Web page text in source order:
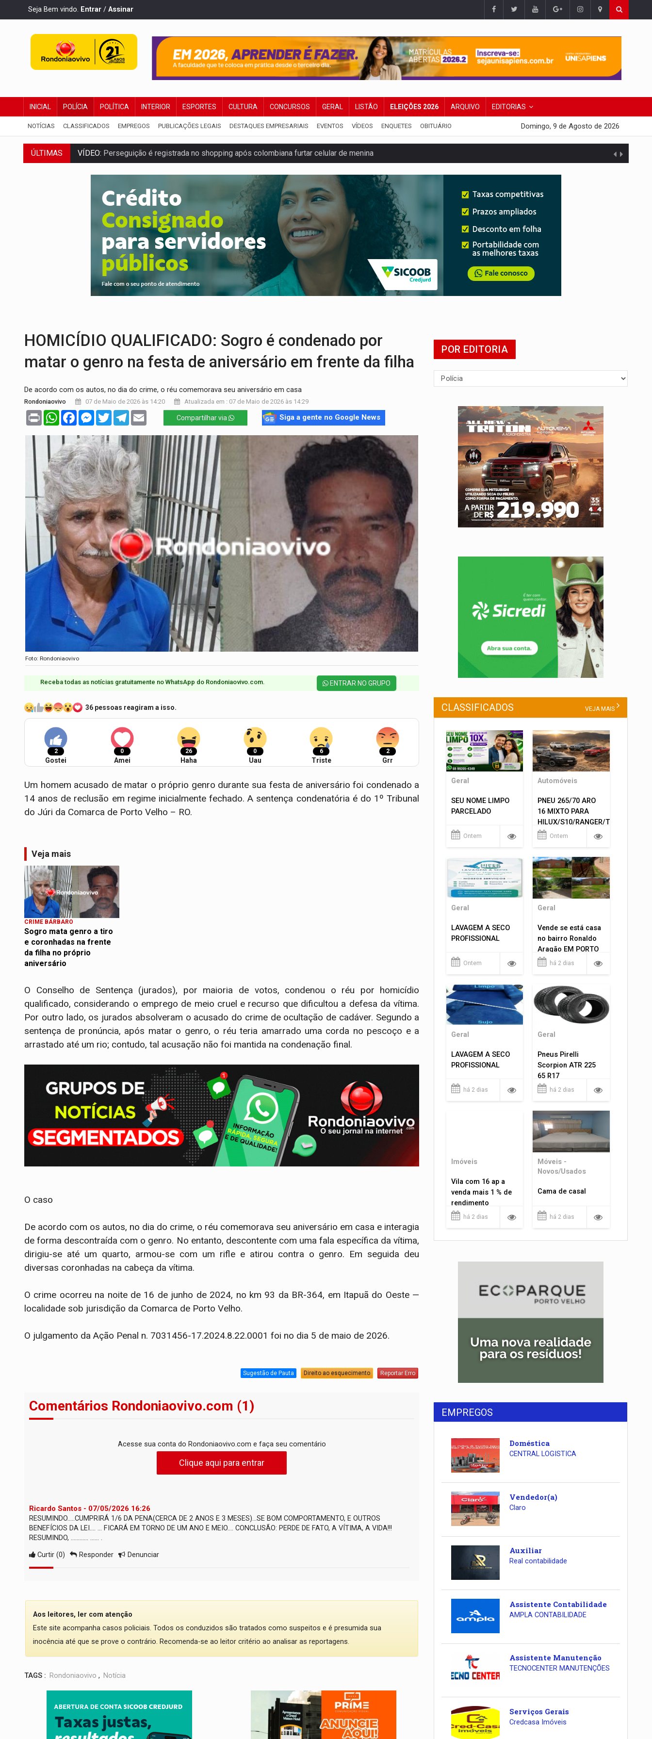
Seja Bem vindo. Entrar / Assinar
INICIAL POLÍCIA POLÍTICA INTERIOR ESPORTES CULTURA CONCURSOS GERAL LISTÃO ELEIÇÕES 2026 ARQUIVO EDITORIAS
NOTÍCIAS CLASSIFICADOS EMPREGOS PUBLICAÇÕES LEGAIS DESTAQUES EMPRESARIAIS EVENTOS VÍDEOS ENQUETES OBITUÁRIO Domingo, 9 de Agosto de 2026
ÚLTIMAS
VÍDEO:Perseguição é registrada no shopping após colombiana furtar celular de menina
LUDOPATIA:Apostas online começam a afetar produtividade e rotina nas empresas
Plantar árvores não será mais suficiente para comprovar área recuperado
OVNIS NA LUA:Cientistas alertam para possível base secreta no satélite natural da Terra
ACABOU COM PEUGEOT:Incêndio destrói carro que era rebocado para oficina no Centro de Porto Velho
Ladrão é filmado furtando moto na frente do bar da Marleide
BOLSAS DE PESQUISA:Iniciativa Amazônia+10 lança chamada para fortalecer cadeias da sociobioeconomia
MATERIAL:Brasil tem grandes reservas de urânio, mas produz pouco e importa combustível
HOMICÍDIO QUALIFICADO: Sogro é condenado por
matar o genro na festa de aniversário em frente da filha
De acordo com os autos, no dia do crime, o réu comemorava seu aniversário em casa
Rondoniaovivo 07 de Maio de 2026 às 14:20 Atualizada em : 07 de Maio de 2026 às 14:29
Print WhatsAppFacebookMessenger
TwitterTelegram Compartilhar via Siga a gente no Google News
Foto: Rondoniaovivo
Receba todas as notícias gratuitamente no WhatsApp do Rondoniaovivo.com.​ ENTRAR NO GRUPO
36 pessoas reagiram a isso.
2
Gostei
0
Amei
26
Haha
0
Uau
6
Triste
2
Grr
Um homem acusado de matar o próprio genro durante sua festa de aniversário foi condenado a
14 anos de reclusão em regime inicialmente fechado. A sentença condenatória é do 1º Tribunal
do Júri da Comarca de Porto Velho – RO.
Veja mais
CRIME BÁRBARO
Sogro mata genro a tiro
e coronhadas na frente
da filha no próprio
aniversário
O Conselho de Sentença (jurados), por maioria de votos, condenou o réu por homicídio
qualificado, considerando o emprego de meio cruel e recurso que dificultou a defesa da vítima.
Por outro lado, os jurados absolveram o acusado do crime de ocultação de cadáver. Segundo a
sentença de pronúncia, após matar o genro, o réu teria amarrado uma corda no pescoço e a
arrastado até um rio; contudo, tal acusação não foi mantida na condenação final.
O caso
De acordo com os autos, no dia do crime, o réu comemorava seu aniversário em casa e interagia
de forma descontraída com o genro. No entanto, descontente com uma fala específica da vítima,
dirigiu-se até um quarto, armou-se com um rifle e atirou contra o genro. Em seguida deu
diversas coronhadas na cabeça da vítima.
O crime ocorreu na noite de 16 de junho de 2024, no km 93 da BR-364, em Itapuã do Oeste —
localidade sob jurisdição da Comarca de Porto Velho.
O julgamento da Ação Penal n. 7031456-17.2024.8.22.0001 foi no dia 5 de maio de 2026.
Sugestão de Pauta Direito ao esquecimento Reportar Erro
Comentários Rondoniaovivo.com (1)
Acesse sua conta do Rondoniaovivo.com e faça seu comentário
Clique aqui para entrar
Ricardo Santos - 07/05/2026 16:26
RESUMINDO.....CUMPRIRÁ 1/6 DA PENA(CERCA DE 2 ANOS E 3 MESES)...SE BOM COMPORTAMENTO, E OUTROS
BENEFÍCIOS DA LEI.... ... FICARÁ EM TORNO DE UM ANO E MEIO.... CONCLUSÃO: PERDE DE FATO, A VÍTIMA, A VIDA!!!
RESUMINDO, ............ ...... .
Curtir (0) Responder Denunciar
Aos leitores, ler com atenção
Este site acompanha casos policiais. Todos os conduzidos são tratados como suspeitos e é presumida sua
inocência até que se prove o contrário. Recomenda-se ao leitor critério ao analisar as reportagens.
TAGS : Rondoniaovivo , Notícia
POR EDITORIA
CLASSIFICADOS VEJA MAIS
Geral
SEU NOME LIMPO
PARCELADO
Ontem
Automóveis
PNEU 265/70 ARO
16 MIXTO PARA
HILUX/S10/RANGER/TRITON
ETC... MONTAGEM
Ontem
Geral
LAVAGEM A SECO
PROFISSIONAL
Ontem
Geral
Vende se está casa
no bairro Ronaldo
Aragão EM PORTO
VELHO RO.
há 2 dias
Geral
LAVAGEM A SECO
PROFISSIONAL
há 2 dias
Geral
Pneus Pirelli
Scorpion ATR 225
65 R17
há 2 dias
Imóveis
Vila com 16 ap a
venda mais 1 % de
rendimento
há 2 dias
Móveis -
Novos/Usados
Cama de casal
há 2 dias
EMPREGOS
Doméstica
CENTRAL LOGISTICA
Vendedor(a)
Claro
Auxiliar
Real contabilidade
Assistente Contabilidade
AMPLA CONTABILIDADE
Assistente Manutenção
TECNOCENTER MANUTENÇÕES
Serviços Gerais
Credcasa Imóveis